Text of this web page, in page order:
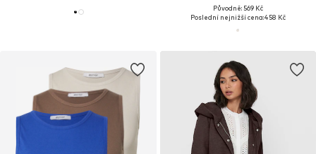
Původně: 569 Kč
Poslední nejnižší cena:458 Kč